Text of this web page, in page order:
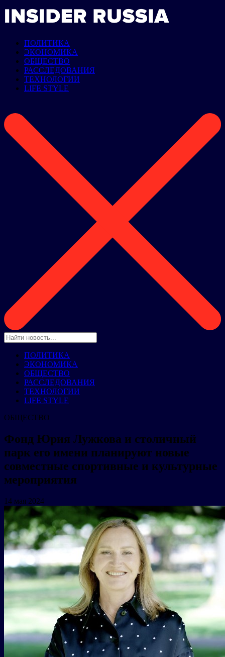
ПОЛИТИКА
ЭКОНОМИКА
ОБЩЕСТВО
РАССЛЕДОВАНИЯ
ТЕХНОЛОГИИ
LIFE STYLE
ПОЛИТИКА
ЭКОНОМИКА
ОБЩЕСТВО
РАССЛЕДОВАНИЯ
ТЕХНОЛОГИИ
LIFE STYLE
ОБЩЕСТВО
Фонд Юрия Лужкова и столичный
парк его имени планируют новые
совместные спортивные и культурные
мероприятия
14 мая 2024